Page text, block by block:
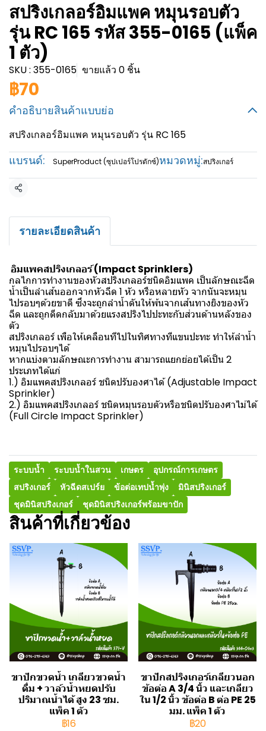
สปริงเกลอร์อิมแพค หมุนรอบตัว
รุ่น RC 165 รหัส 355-0165 (แพ็ค
1 ตัว)
SKU : 355-0165 ขายแล้ว 0 ชิ้น
฿70
คำอธิบายสินค้าแบบย่อ
สปริงเกลอร์อิมแพค หมุนรอบตัว รุ่น RC 165
แบรนด์: SuperProduct (ซุปเปอร์โปรดักซ์)หมวดหมู่:สปริงเกอร์
แชร์
รายละเอียดสินค้า
อิมแพคสปริงเกลอร์ (Impact Sprinklers)
กลไกการทำงานของหัวสปริงเกลอร์ชนิดอิมแพค เป็นลักษณะฉีด
น้ำเป็นลำเส้นออกจากหัวฉีด 1 หัว หรือหลายหัว จากนันจะหมุน
ไปรอบๆด้วยขาตี ซึงจะถูกลำน้ำดันให้พ้นจากเส้นทางยิงของหัว
ฉีด และถูกดีดกลับมาด้วยแรงสปริงไปปะทะกับส่วนด้านหลังของ
ตัว
สปริงเกลอร์ เพือให้เคลือนทีไปในทิศทางทีแขนปะทะ ทำให้ลำน้ำ
หมุนไปรอบๆได้
หากแบ่งตามลักษณะการทำงาน สามารถแยกย่อยได้เป็น 2
ประเภทได้แก่
1.) อิมแพคสปริงเกลอร์ ชนิดปรับองศาได้ (Adjustable Impact
Sprinkler)
2.) อิมแพคสปริงเกลอร์ ชนิดหมุนรอบตัวหรือชนิดปรับองศาไม่ได้
(Full Circle Impact Sprinkler)
ระบบน้ำ ระบบน้ำในสวน เกษตร
อุปกรณ์การเกษตร
สปริงเกอร์
หัวฉีดสเปร์ย ข้อต่อเทปน้ำพุ่ง
มินิสปริงเกอร์
ชุดมินิสปริงเกอร์
ชุดมินิสปริงเกอร์พร้อมขาปัก
สินค้าที่เกี่ยวข้อง
ขาปักขวดน้ำ เกลียวขวดน้ำ
ดื่ม + วาล์วน้ำหยดปรับ
ปริมาณน้ำได้ สูง 23 ซม.
แพ็ค 1 ตัว
฿16
ขาปักสปริงเกอร์เกลียวนอก
ข้อต่อ A 3/4 นิ้ว และเกลียว
ใน 1/2 นิ้ว ข้อต่อ B ต่อ PE 25
มม. แพ็ค 1 ตัว
฿20